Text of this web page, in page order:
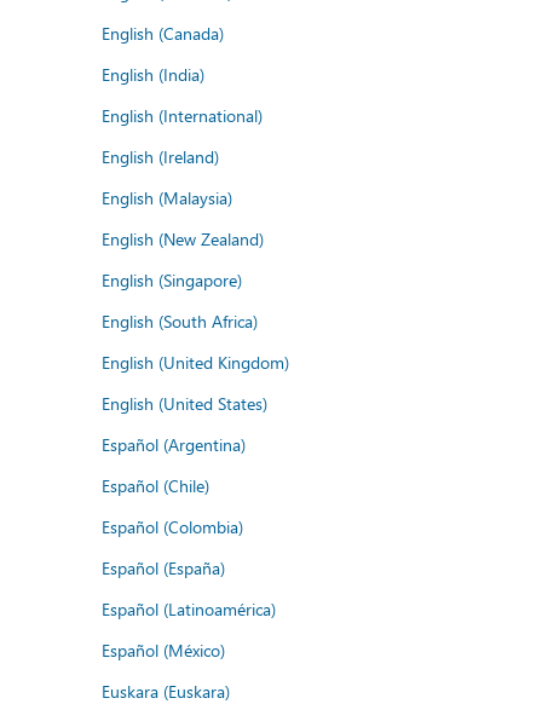
English (Canada)
English (India)
English (International)
English (Ireland)
English (Malaysia)
English (New Zealand)
English (Singapore)
English (South Africa)
English (United Kingdom)
English (United States)
Español (Argentina)
Español (Chile)
Español (Colombia)
Español (España)
Español (Latinoamérica)
Español (México)
Euskara (Euskara)